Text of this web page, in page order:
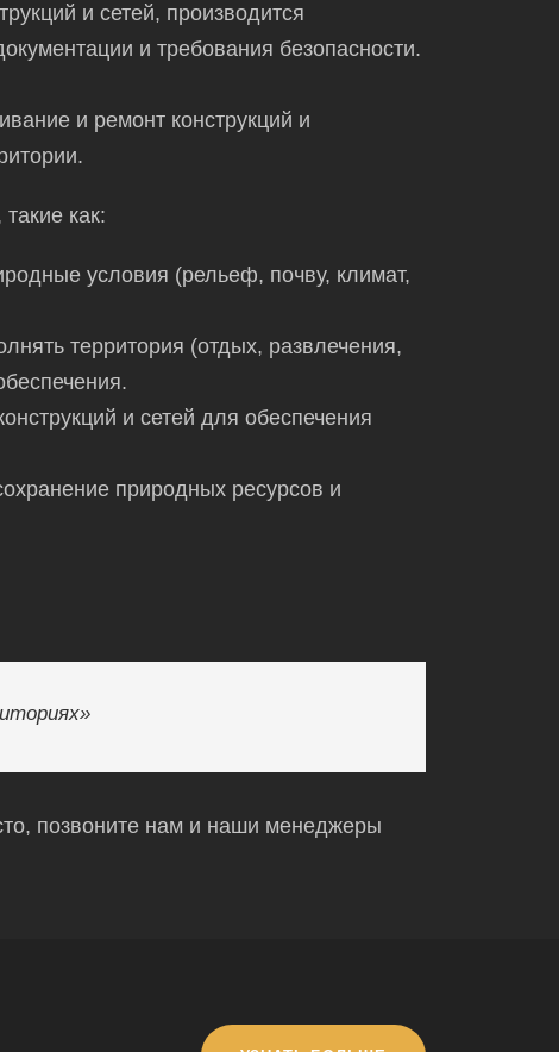
и сетей, производится
и требования безопасности.
и ремонт конструкций и
как:
условия (рельеф, почву, климат,
территория (отдых, развлечения,
и сетей для обеспечения
природных ресурсов и
позвоните нам и наши менеджеры